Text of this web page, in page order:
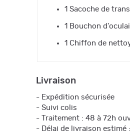
1 Sacoche de
1 Bouchon
1 Chiffon de
Livraison
- Expédition sécurisée
- Suivi colis
- Traitement : 48 à 72h
- Délai de livraison estimé